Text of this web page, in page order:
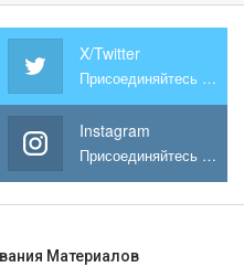
X/Twitter
Присоединяйтесь к нам в X
Instagram
Присоединяйтесь к нам в Instagram
Материалов